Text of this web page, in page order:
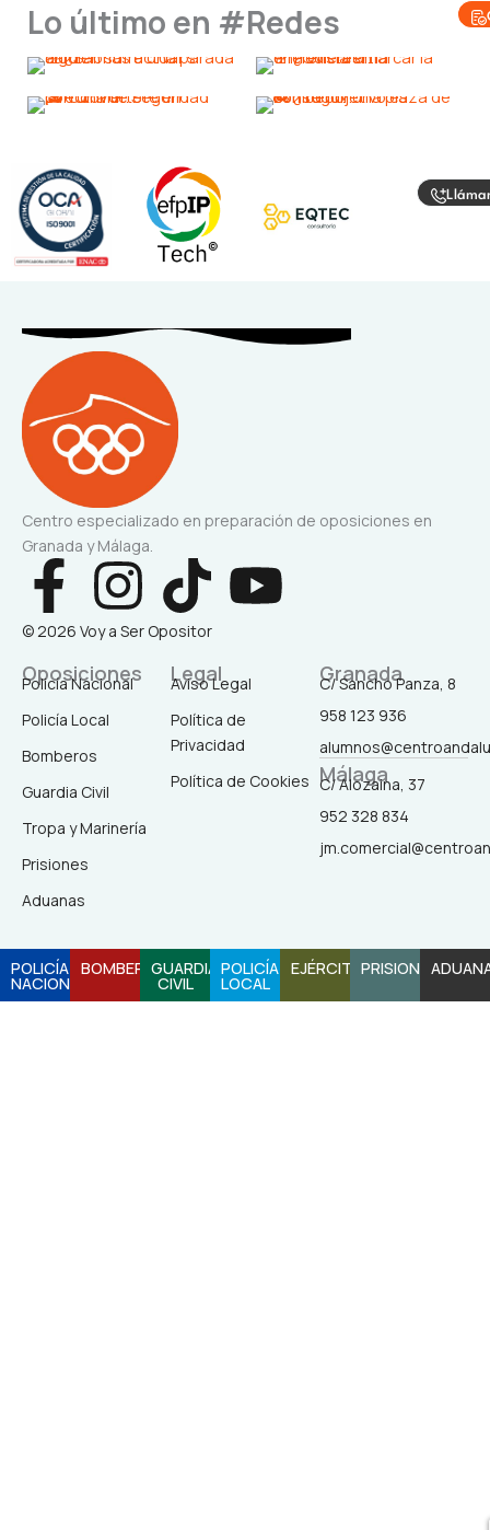
Lo último en #Redes
Centro especializado en preparación de oposiciones en
Granada y Málaga.
F
a
c
e
b
o
o
k
-
I
n
s
a
g
a
m
T
i
k
t
o
Y
u
© 2026 Voy a Ser Opositor
Oposiciones
Policía Nacional
Policía Local
Bomberos
Guardia Civil
Tropa y Marinería
Prisiones
Aduanas
Legal
Aviso Legal
Política de
Privacidad
Política de Cookies
Granada
C/ Sancho Panza, 8
958 123 936
Málaga
C/ Alozaina, 37
952 328 834
POLICÍA
NACIONAL
BOMBEROSGUARDIA
CIVIL
POLICÍA
LOCAL
EJÉRCITOPRISIONES